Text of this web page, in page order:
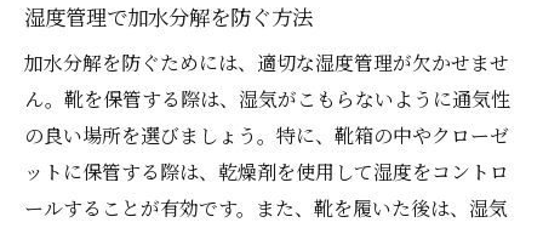
湿度管理で加水分解を防ぐ方法
加水分解を防ぐためには、適切な湿度管理が欠かせませ
ん。靴を保管する際は、湿気がこもらないように通気性
の良い場所を選びましょう。特に、靴箱の中やクローゼ
ットに保管する際は、乾燥剤を使用して湿度をコントロ
ールすることが有効です。また、靴を履いた後は、湿気